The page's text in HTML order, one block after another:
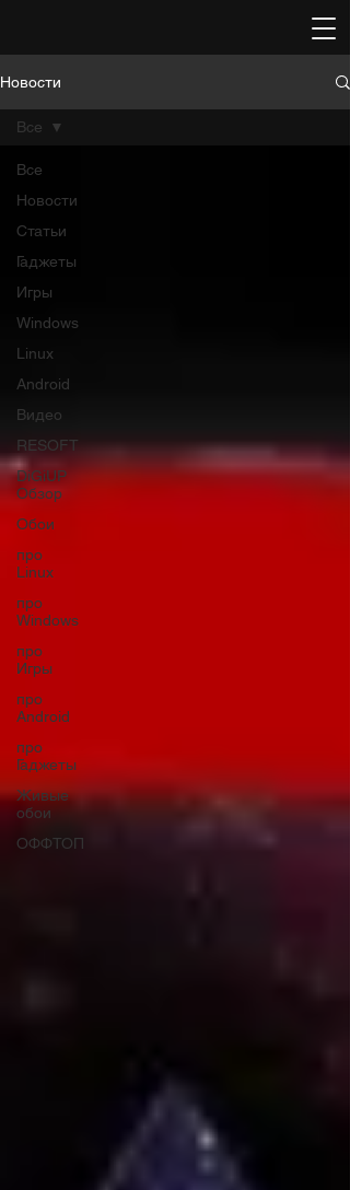
Новости
Все
Новости
Статьи
Гаджеты
Игры
Windows
Linux
Android
Видео
RESOFT
DiGiUP
Обзор
Обои
про
Linux
про
Windows
про
Игры
про
Android
про
Гаджеты
Живые
обои
ОФФТОП
Все